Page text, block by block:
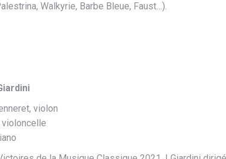
Walkyrie, Barbe Bleue, Faust…).
violon
violoncelle